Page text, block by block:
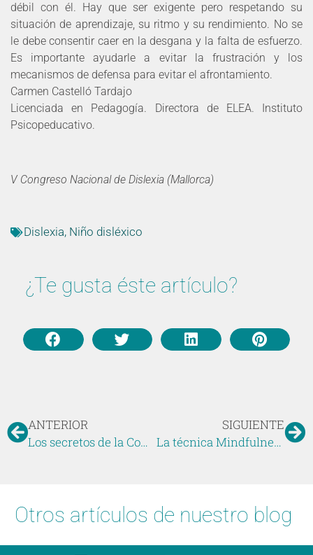
débil con él. Hay que ser exigente pero respetando su
situación de aprendizaje, su ritmo y su rendimiento. No se
le debe consentir caer en la desgana y la falta de esfuerzo.
Es importante ayudarle a evitar la frustración y los
mecanismos de defensa para evitar el afrontamiento.
Carmen Castelló Tardajo
Licenciada en Pedagogía. Directora de ELEA. Instituto
Psicopeducativo.
V Congreso Nacional de Dislexia (Mallorca)
Dislexia, Niño disléxico
¿Te gusta éste artículo?
ANTERIOR
Los secretos de la Comunicación
SIGUIENTE
La técnica Mindfulness se utiliza como complemento, nunca como tratamiento
Otros artículos de nuestro blog